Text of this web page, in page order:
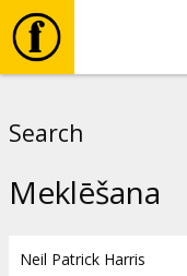
Search
Meklēšana